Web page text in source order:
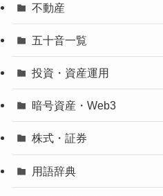
不動産
五十音一覧
投資・資産運用
暗号資産・Web3
株式・証券
用語辞典